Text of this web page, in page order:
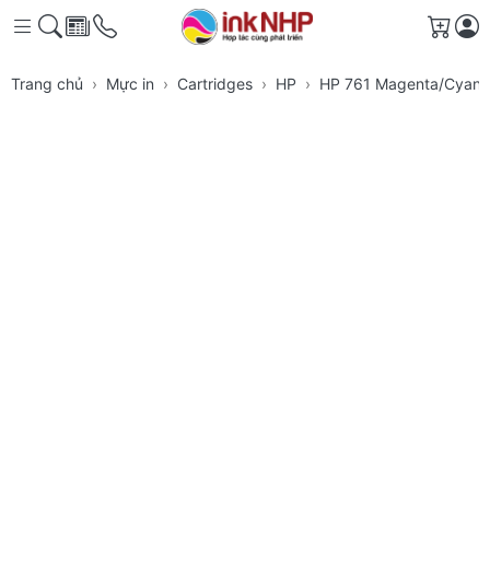
Giỏ
Trang chủ Mực in Cartridges HP HP 761 Magenta/Cyan